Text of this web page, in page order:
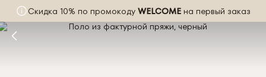
Скидка 10% по промокоду WELCOME на первый заказ